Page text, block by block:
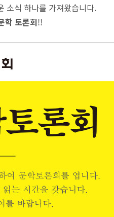
소식 하나를 가져왔습니다.
학 토론회!!